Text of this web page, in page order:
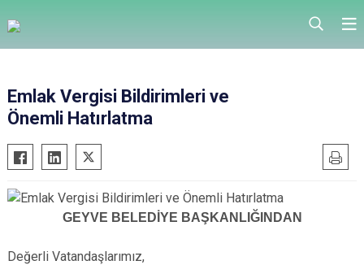
Emlak Vergisi Bildirimleri ve
Önemli Hatırlatma
GEYVE BELEDİYE BAŞKANLIĞINDAN
Değerli Vatandaşlarımız,